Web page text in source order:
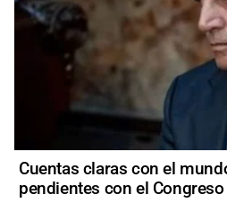
Cuentas claras con el
pendientes con el Congreso